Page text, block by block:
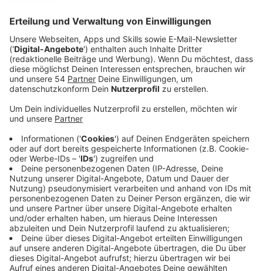
wanken blutrünstige zombieähnliche Wesen durch
das Land.
Veröffentlicht:Dienstag, 17.01.2023 22:09
Anzeige
Mitten in diesem Chaos versucht der Texaner Joel
(Pedro Pascal) die junge Ellie (Bella Ramsey) zu den
Fireflies zu bringen. Die Widerstandgruppe arbeitet an
einem Heilmittel für die Krankheit – und Ellie scheint
den Schlüssel dafür in sich zu tragen. Doch auf ihrem
Weg quer durch Amerika müssen Joel und Ellie
zahlreiche gefährliche Hürden überwinden.
Streaming-Dienst: Sky / Wow
Anzeige